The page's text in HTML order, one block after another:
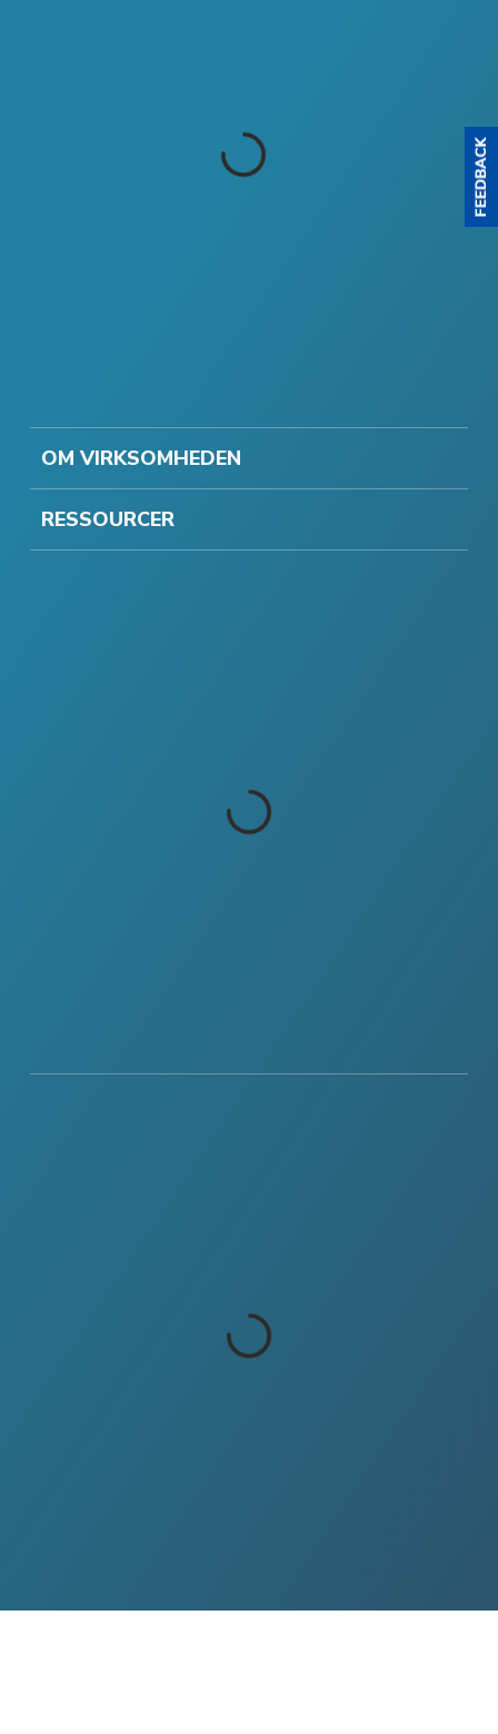
OM VIRKSOMHEDEN
RESSOURCER